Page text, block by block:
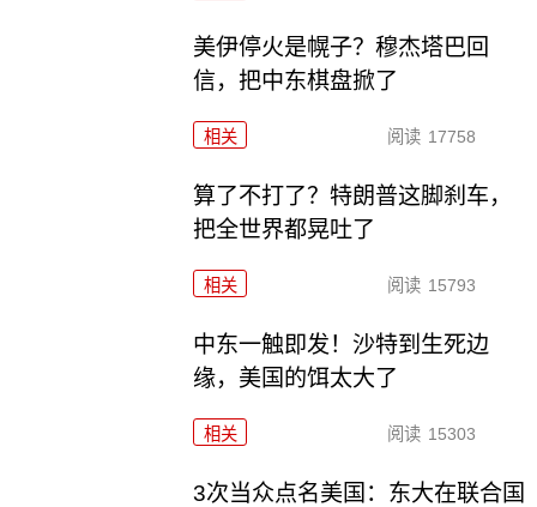
美伊停火是幌子？穆杰塔巴回
信，把中东棋盘掀了
相关 阅读 17758
算了不打了？特朗普这脚刹车，
把全世界都晃吐了
相关 阅读 15793
中东一触即发！沙特到生死边
缘，美国的饵太大了
相关 阅读 15303
3次当众点名美国：东大在联合国